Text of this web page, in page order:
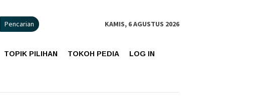
Pencarian KAMIS, 6 AGUSTUS 2026
TOPIK PILIHAN TOKOH PEDIA LOG IN